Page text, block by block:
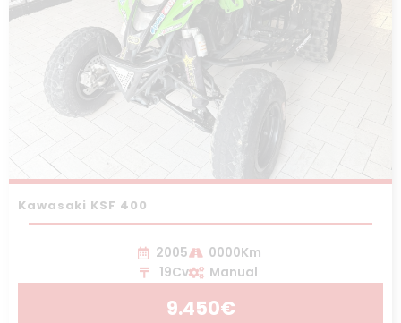
Kawasaki KSF 400
2005
0000Km
19Cv
Manual
9.450€